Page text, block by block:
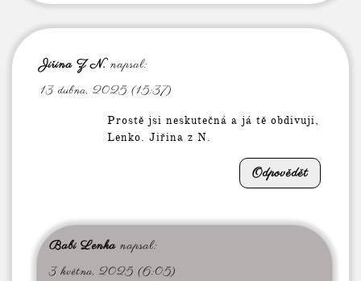
Jiřina Z N. napsal:
13 dubna, 2025 (15:37)
Prostě jsi neskutečná a já tě obdivuji,
Lenko. Jiřina z N.
Odpovědět
Babi Lenka napsal:
3 května, 2025 (6:05)